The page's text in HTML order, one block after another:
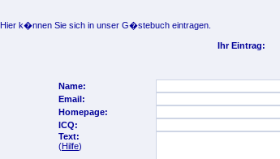
Hier k�nnen Sie sich in unser G�stebuch eintragen.
Ihr Eintrag:
Name:
Email:
Homepage:
ICQ:
Text:
(Hilfe)